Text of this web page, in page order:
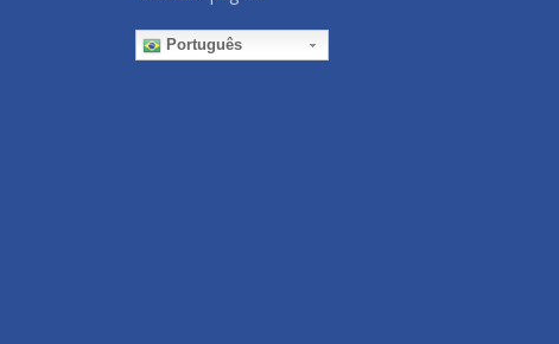
Português